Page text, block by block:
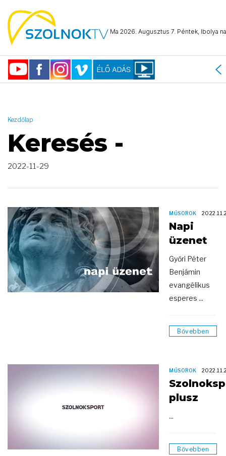
Ma 2026. Augusztus 7. Péntek, Ibolya
"2022-11-29 23:59:59" )
Kezdőlap
Keresés -
2022-11-29
MŰSOROK
Napi
üzenet
Győri Péter
Benjámin
evangélikus
esperes ...
Bővebben
MŰSOROK
plusz
...
Bővebben